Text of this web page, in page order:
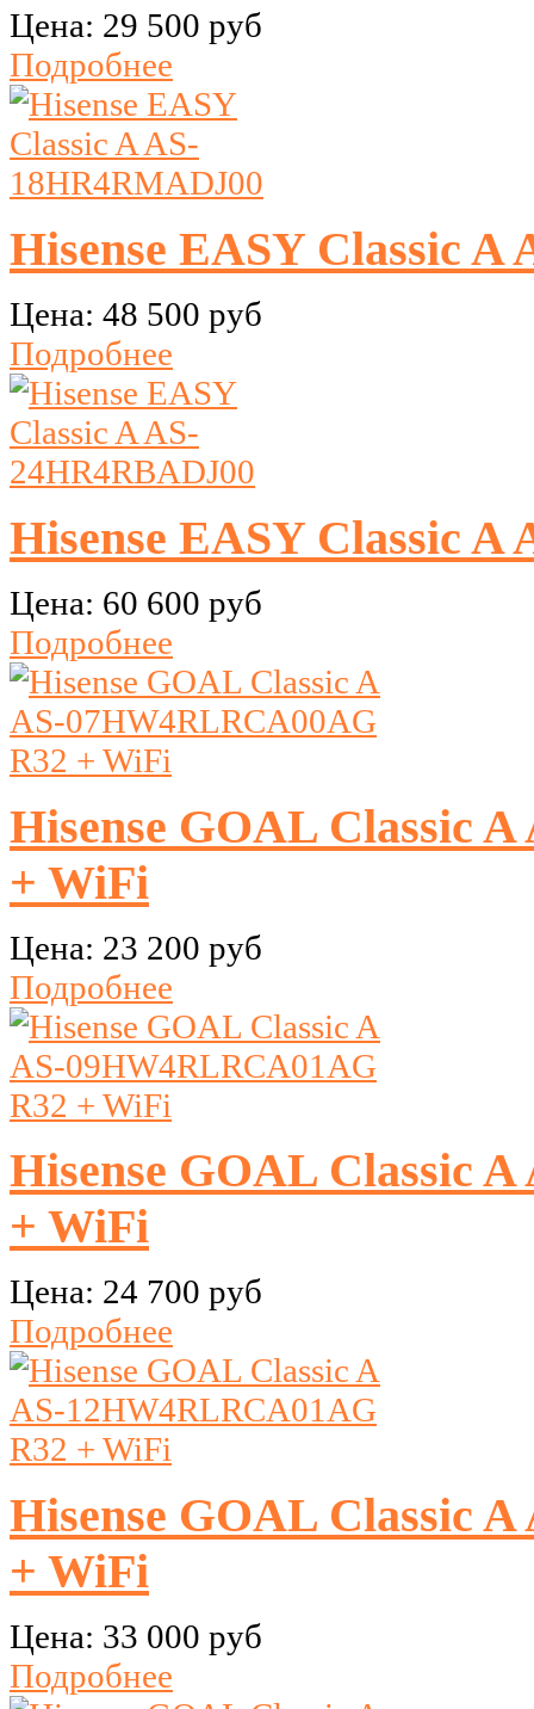
Цена: 29 500 руб
Подробнее
Hisense EASY Classic A
Цена: 48 500 руб
Подробнее
Hisense EASY Classic A
Цена: 60 600 руб
Подробнее
Hisense GOAL Classic
+ WiFi
Цена: 23 200 руб
Подробнее
Hisense GOAL Classic
+ WiFi
Цена: 24 700 руб
Подробнее
Hisense GOAL Classic
+ WiFi
Цена: 33 000 руб
Подробнее